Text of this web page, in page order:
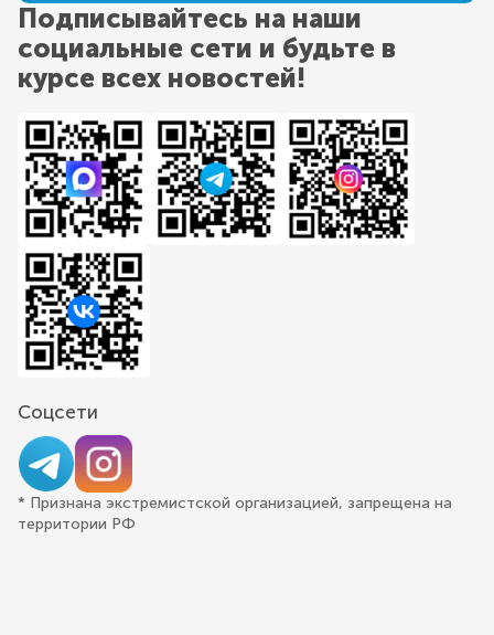
Подписывайтесь на наши
социальные сети и будьте в
курсе всех новостей!
Соцсети
* Признана экстремистской организацией, запрещена на
территории РФ